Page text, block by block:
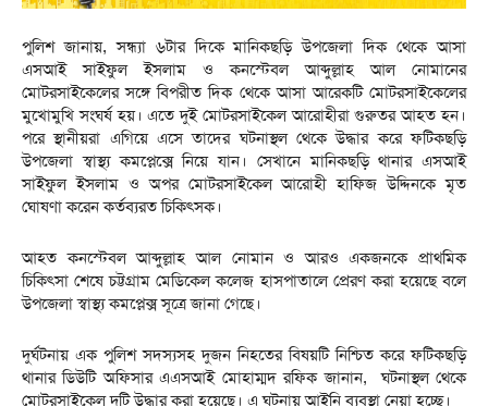
পুলিশ জানায়, সন্ধ্যা ৬টার দিকে মানিকছড়ি উপজেলা দিক থেকে আসা
এসআই সাইফুল ইসলাম ও কনস্টেবল আব্দুল্লাহ আল নোমানের
মোটরসাইকেলের সঙ্গে বিপরীত দিক থেকে আসা আরেকটি মোটরসাইকেলের
মুখোমুখি সংঘর্ষ হয়। এতে দুই মোটরসাইকেল আরোহীরা গুরুতর আহত হন।
পরে স্থানীয়রা এগিয়ে এসে তাদের ঘটনাস্থল থেকে উদ্ধার করে ফটিকছড়ি
উপজেলা স্বাস্থ্য কমপ্লেক্সে নিয়ে যান। সেখানে মানিকছড়ি থানার এসআই
সাইফুল ইসলাম ও অপর মোটরসাইকেল আরোহী হাফিজ উদ্দিনকে মৃত
ঘোষণা করেন কর্তব্যরত চিকিৎসক।
আহত কনস্টেবল আব্দুল্লাহ আল নোমান ও আরও একজনকে প্রাথমিক
চিকিৎসা শেষে চট্টগ্রাম মেডিকেল কলেজ হাসপাতালে প্রেরণ করা হয়েছে বলে
উপজেলা স্বাস্থ্য কমপ্লেক্স সূত্রে জানা গেছে।
দুর্ঘটনায় এক পুলিশ সদস্যসহ দুজন নিহতের বিষয়টি নিশ্চিত করে ফটিকছড়ি
থানার ডিউটি অফিসার এএসআই মোহাম্মদ রফিক জানান, ঘটনাস্থল থেকে
মোটরসাইকেল দুটি উদ্ধার করা হয়েছে। এ ঘটনায় আইনি ব্যবস্থা নেয়া হচ্ছে।